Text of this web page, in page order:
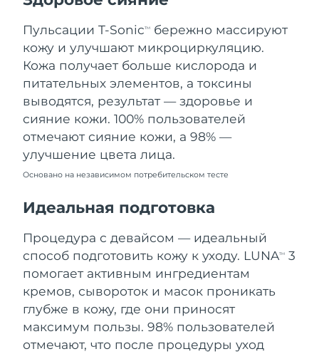
Пульсации T-SonicTM
бережно массируют
кожу и улучшают микроциркуляцию.
Кожа получает больше кислорода и
питательных элементов, а токсины
выводятся, результат — здоровье и
сияние кожи. 100% пользователей
отмечают сияние кожи, а 98% —
улучшение цвета лица.
Основано на независимом потребительском тесте
Идеальная подготовка
Процедура с девайсом — идеальный
способ подготовить кожу к уходу. LUNATM
3
помогает активным ингредиентам
кремов, сывороток и масок проникать
глубже в кожу, где они приносят
максимум пользы. 98% пользователей
отмечают, что после процедуры уход
Республика Корея
Ожидаемая дата доставки
8/12/26
Ожидаемая дата доставки
Швеция
Ожидаемая дата доставки
Швейцария
Ожидаемая дата доставки
Тайвань
Таиланд
Ожидаемая дата доставки
8/14/26
Турция
Ожидаемая дата доставки
8/11/26
ОАЭ
Ожидаемая дата доставки